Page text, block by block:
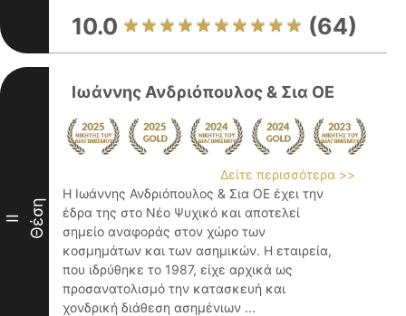
10.0 (64)
II Θέση
Ιωάννης Ανδριόπουλος & Σια ΟΕ
Δείτε περισσότερα >>
Η Ιωάννης Ανδριόπουλος & Σια ΟΕ έχει την
έδρα της στο Νέο Ψυχικό και αποτελεί
σημείο αναφοράς στον χώρο των
κοσμημάτων και των ασημικών. Η εταιρεία,
που ιδρύθηκε το 1987, είχε αρχικά ως
προσανατολισμό την κατασκευή και
χονδρική διάθεση ασημένιων ...